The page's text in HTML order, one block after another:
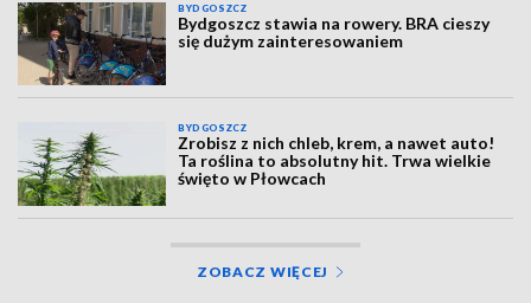
BYDGOSZCZ
Bydgoszcz stawia na rowery. BRA cieszy
się dużym zainteresowaniem
BYDGOSZCZ
Zrobisz z nich chleb, krem, a nawet auto!
Ta roślina to absolutny hit. Trwa wielkie
święto w Płowcach
ZOBACZ WIĘCEJ